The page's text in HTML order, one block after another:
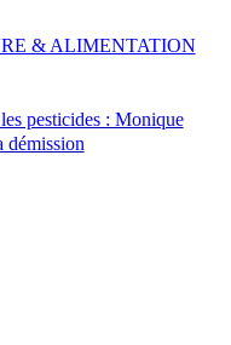
pesticides : Monique
démission
& ALIMENTATION